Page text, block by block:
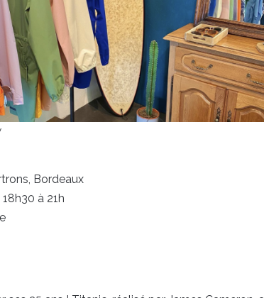
Bordeaux
à 21h